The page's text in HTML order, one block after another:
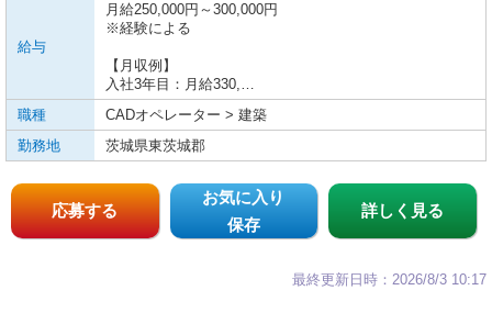
給与
月給250,000円～300,000円
※経験による
【月収例】
入社3年目：月給330,…
職種
CADオペレーター > 建築
勤務地
茨城県東茨城郡
応募する
お気に入り
保存
詳しく見る
最終更新日時：2026/8/3 10:17